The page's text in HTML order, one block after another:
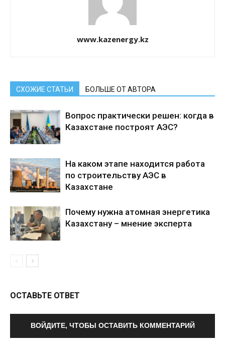
www.kazenergy.kz
СХОЖИЕ СТАТЬИ БОЛЬШЕ ОТ АВТОРА
Вопрос практически решен: когда в
Казахстане построят АЭС?
На каком этапе находится работа
по строительству АЭС в
Казахстане
Почему нужна атомная энергетика
Казахстану – мнение эксперта
ОСТАВЬТЕ ОТВЕТ
ВОЙДИТЕ, ЧТОБЫ ОСТАВИТЬ КОММЕНТАРИЙ